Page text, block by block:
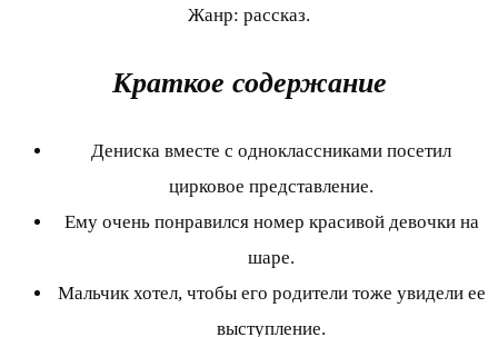
Жанр: рассказ.
Краткое содержание
Дениска вместе с одноклассниками посетил
цирковое представление.
Ему очень понравился номер красивой девочки на
шаре.
Мальчик хотел, чтобы его родители тоже увидели ее
выступление.